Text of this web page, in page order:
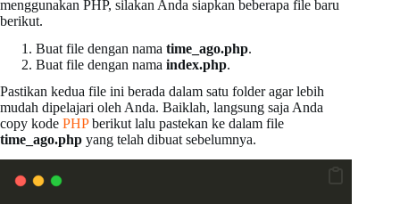
menggunakan PHP, silakan Anda siapkan beberapa file baru
berikut.
Buat file dengan nama time_ago.php.
Buat file dengan nama index.php.
Pastikan kedua file ini berada dalam satu folder agar lebih
mudah dipelajari oleh Anda. Baiklah, langsung saja Anda
copy kode PHPberikut lalu pastekan ke dalam file
time_ago.php yang telah dibuat sebelumnya.